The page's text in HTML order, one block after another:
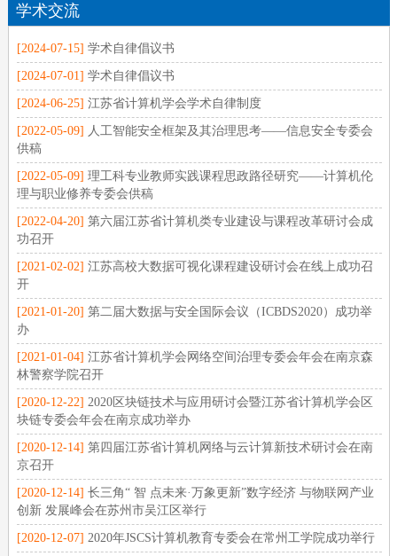
学术交流
[2024-07-15] 学术自律倡议书
[2024-07-01] 学术自律倡议书
[2024-06-25] 江苏省计算机学会学术自律制度
[2022-05-09] 人工智能安全框架及其治理思考——信息安全专委会
供稿
[2022-05-09] 理工科专业教师实践课程思政路径研究——计算机伦
理与职业修养专委会供稿
[2022-04-20] 第六届江苏省计算机类专业建设与课程改革研讨会成
功召开
[2021-02-02] 江苏高校大数据可视化课程建设研讨会在线上成功召
开
[2021-01-20] 第二届大数据与安全国际会议（ICBDS2020）成功举
办
[2021-01-04] 江苏省计算机学会网络空间治理专委会年会在南京森
林警察学院召开
[2020-12-22] 2020区块链技术与应用研讨会暨江苏省计算机学会区
块链专委会年会在南京成功举办
[2020-12-14] 第四届江苏省计算机网络与云计算新技术研讨会在南
京召开
[2020-12-14] 长三角“ 智 点未来·万象更新”数字经济 与物联网产业
创新 发展峰会在苏州市吴江区举行
[2020-12-07] 2020年JSCS计算机教育专委会在常州工学院成功举行